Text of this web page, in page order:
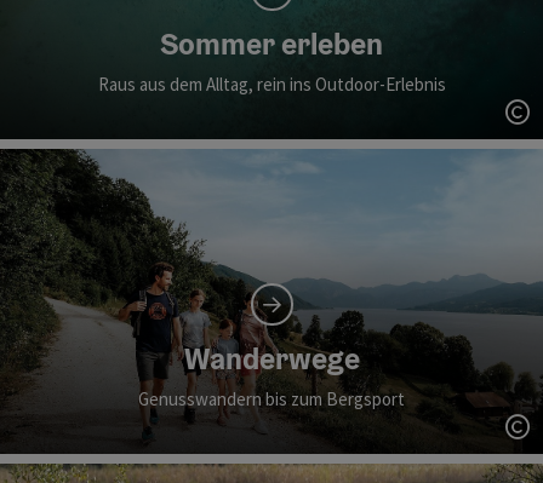
Sommer erleben
Raus aus dem Alltag, rein ins Outdoor-Erlebnis
Wanderwege
Genusswandern bis zum Bergsport